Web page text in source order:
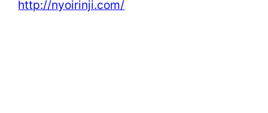
http://nyoirinji.com/